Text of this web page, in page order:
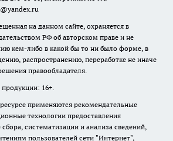
на данном сайте, охраняется в
РФ об авторском праве и не
кем-либо в какой бы то ни было форме, в
распространению, переработке не иначе
правообладателя.
16+.
применяются рекомендательные
технологии предоставления
систематизации и анализа сведений,
пользователей сети "Интернет",